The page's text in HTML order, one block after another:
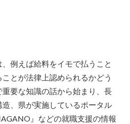
例えば給料をイモで払うこと
とが法律上認められるかどう
要な知識の話から始まり、長
、県が実施しているポータル
』などの就職支援の情報